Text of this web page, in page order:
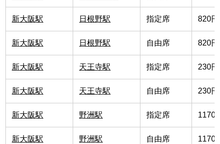
新大阪駅 日根野駅 指定席 820円
新大阪駅 日根野駅 自由席 820円
新大阪駅 天王寺駅 指定席 230円
新大阪駅 天王寺駅 自由席 230円
新大阪駅 野洲駅 指定席 1170
新大阪駅 野洲駅 自由席 1170